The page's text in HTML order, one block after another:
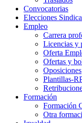
Convocatorias
Elecciones
Empleo
Carrera
Licencias y
Oferta
Ofertas y
Oposiciones
Plantillas-
Formación
Formación
Otra